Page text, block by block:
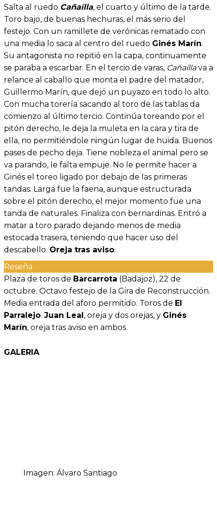
Salta al ruedo Cañaílla, el cuarto y último de la tarde.
Toro bajo, de buenas hechuras, el más serio del
festejo. Con un ramillete de verónicas rematado con
una media lo saca al centro del ruedo Ginés Marín.
Su antagonista no repitió en la capa, continuamente
se paraba a escarbar. En el tercio de varas, Cañaíllava a
relance al caballo que monta el padre del matador,
Guillermo Marín, que dejó un puyazo en todo lo alto.
Con mucha torería sacando al toro de las tablas da
comienzo al último tercio. Continúa toreando por el
pitón derecho, le deja la muleta en la cara y tira de
ella, no permitiéndole ningún lugar de huida. Buenos
pases de pecho deja. Tiene nobleza el animal pero se
va parando, le falta empuje. No le permite hacer a
Ginés el toreo ligado por debajo de las primeras
tandas. Larga fue la faena, aunque estructurada
sobre el pitón derecho, el mejor momento fue una
tanda de naturales. Finaliza con bernardinas. Entró a
matar a toro parado dejando menos de media
estocada trasera, teniendo que hacer uso del
descabello. Oreja tras aviso.
Reseña
Plaza de toros de Barcarrota (Badajoz), 22 de
octubre. Octavo festejo de la Gira de Reconstrucción.
Media entrada del aforo permitido. Toros de El
Parralejo. Juan Leal, oreja y dos orejas, y Ginés
Marín, oreja tras aviso en ambos.
GALERIA
Imagen: Álvaro Santiago